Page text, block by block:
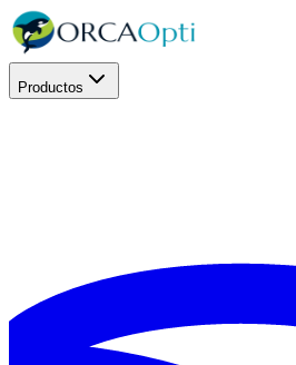
Productos